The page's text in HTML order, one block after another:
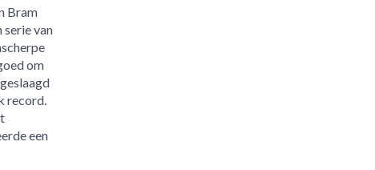
Bram
serie van
om
record.
een